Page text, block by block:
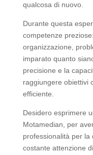
qualcosa di nuovo.
Durante questa
competenze
organizzazione,
imparato quanto
precisione e la
raggiungere obiettivi
efficiente.
Desidero esprimere
Motamedian, per
professionalità per la
costante attenzione